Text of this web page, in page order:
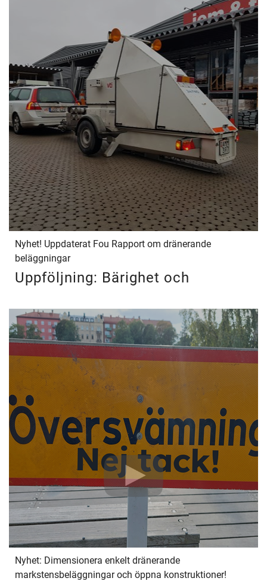
Nyhet! Uppdaterat Fou Rapport om dränerande
beläggningar
Uppföljning: Bärighet och
Nyhet: Dimensionera enkelt dränerande
markstensbeläggningar och öppna konstruktioner!